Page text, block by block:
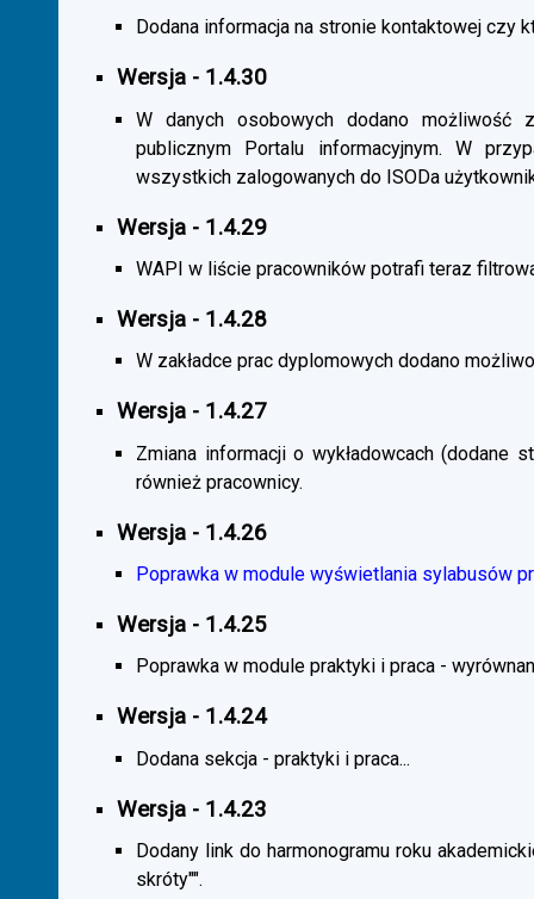
Dodana informacja na stronie kontaktowej czy
Wersja - 1.4.30
W danych osobowych dodano możliwość
publicznym Portalu informacyjnym. W
wszystkich zalogowanych do ISODa
Wersja - 1.4.29
WAPI w liście pracowników potrafi teraz
Wersja - 1.4.28
W zakładce prac dyplomowych dodano
Wersja - 1.4.27
Zmiana informacji o wykładowcach (dodane
również pracownicy.
Wersja - 1.4.26
Poprawka w module wyświetlania sylabusów
Wersja - 1.4.25
Poprawka w module praktyki i praca -
Wersja - 1.4.24
Dodana sekcja - praktyki i praca...
Wersja - 1.4.23
Dodany link do harmonogramu roku
skróty"".